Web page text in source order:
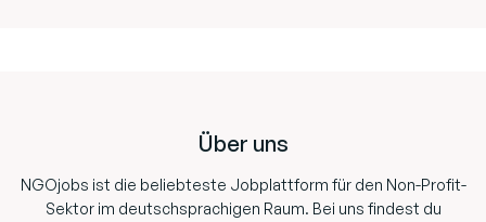
Über uns
NGOjobs ist die beliebteste Jobplattform für den Non-Profit-
Sektor im deutschsprachigen Raum. Bei uns findest du